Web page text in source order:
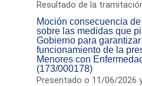
Resultado de la
Moción consecuencia
sobre las medidas que
Gobierno para
funcionamiento de la
Menores con
(173/000178)
Presentado o 11/06/2026